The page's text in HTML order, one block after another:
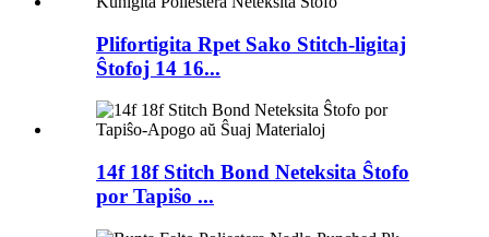
Plifortigita Rpet Sako Stitch-ligitaj
Ŝtofoj 14 16...
14f 18f Stitch Bond Neteksita Ŝtofo
por Tapiŝo ...